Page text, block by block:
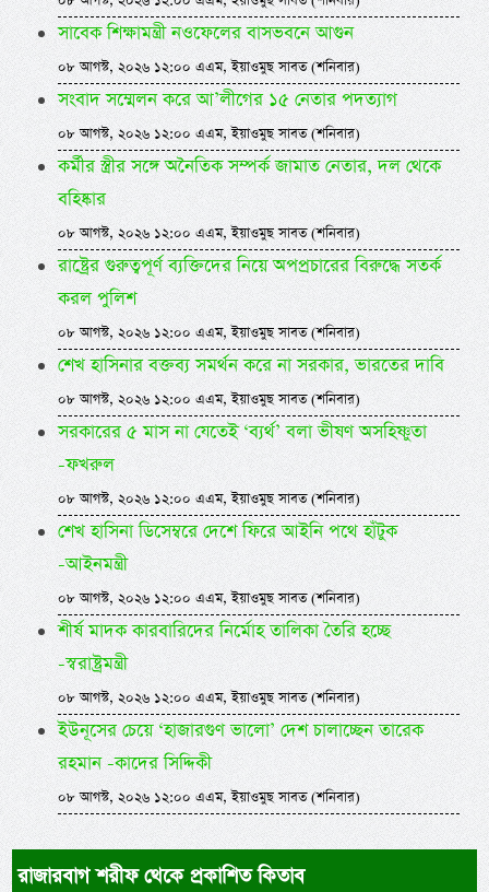
সাবেক শিক্ষামন্ত্রী নওফেলের বাসভবনে আগুন
০৮ আগস্ট, ২০২৬ ১২:০০ এএম, ইয়াওমুছ সাবত (শনিবার)
সংবাদ সম্মেলন করে আ’লীগের ১৫ নেতার পদত্যাগ
০৮ আগস্ট, ২০২৬ ১২:০০ এএম, ইয়াওমুছ সাবত (শনিবার)
কর্মীর স্ত্রীর সঙ্গে অনৈতিক সম্পর্ক জামাত নেতার, দল থেকে
বহিষ্কার
০৮ আগস্ট, ২০২৬ ১২:০০ এএম, ইয়াওমুছ সাবত (শনিবার)
রাষ্ট্রের গুরুত্বপূর্ণ ব্যক্তিদের নিয়ে অপপ্রচারের বিরুদ্ধে সতর্ক
করল পুলিশ
০৮ আগস্ট, ২০২৬ ১২:০০ এএম, ইয়াওমুছ সাবত (শনিবার)
শেখ হাসিনার বক্তব্য সমর্থন করে না সরকার, ভারতের দাবি
০৮ আগস্ট, ২০২৬ ১২:০০ এএম, ইয়াওমুছ সাবত (শনিবার)
সরকারের ৫ মাস না যেতেই ‘ব্যর্থ’ বলা ভীষণ অসহিষ্ণুতা
-ফখরুল
০৮ আগস্ট, ২০২৬ ১২:০০ এএম, ইয়াওমুছ সাবত (শনিবার)
শেখ হাসিনা ডিসেম্বরে দেশে ফিরে আইনি পথে হাঁটুক
-আইনমন্ত্রী
০৮ আগস্ট, ২০২৬ ১২:০০ এএম, ইয়াওমুছ সাবত (শনিবার)
শীর্ষ মাদক কারবারিদের নির্মোহ তালিকা তৈরি হচ্ছে
-স্বরাষ্ট্রমন্ত্রী
০৮ আগস্ট, ২০২৬ ১২:০০ এএম, ইয়াওমুছ সাবত (শনিবার)
ইউনূসের চেয়ে ‘হাজারগুণ ভালো’ দেশ চালাচ্ছেন তারেক
রহমান -কাদের সিদ্দিকী
০৮ আগস্ট, ২০২৬ ১২:০০ এএম, ইয়াওমুছ সাবত (শনিবার)
রাজারবাগ শরীফ থেকে প্রকাশিত কিতাব